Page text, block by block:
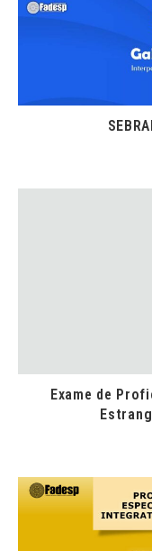
Exame de